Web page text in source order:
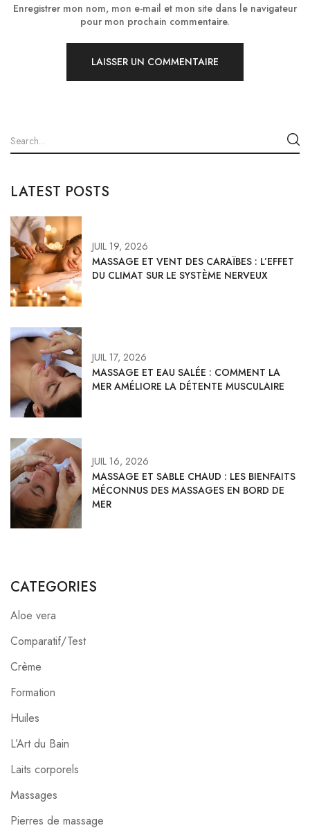
LATEST POSTS
JUIL 19, 2026
MASSAGE ET VENT DES CARAÏBES : L’EFFET
DU CLIMAT SUR LE SYSTÈME NERVEUX
JUIL 17, 2026
MASSAGE ET EAU SALÉE : COMMENT LA
MER AMÉLIORE LA DÉTENTE MUSCULAIRE
JUIL 16, 2026
MASSAGE ET SABLE CHAUD : LES BIENFAITS
MÉCONNUS DES MASSAGES EN BORD DE
MER
CATEGORIES
Aloe vera
Comparatif/Test
Crème
Formation
Huiles
L’Art du Bain
Laits corporels
Massages
Pierres de massage
Enregistrer mon nom, mon e-mail et mon site dans le navigateur
pour mon prochain commentaire.